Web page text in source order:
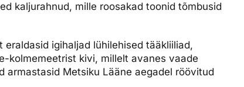
kaljurahnud, mille roosakad toonid tõmbusid
igihaljad lühilehised tääkliiliad,
kolmemeetrist kivi, millelt avanes vaade
armastasid Metsiku Lääne aegadel röövitud